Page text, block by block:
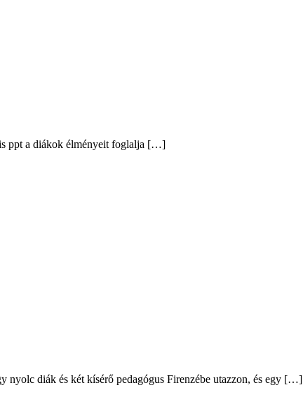
ppt a diákok élményeit foglalja […]
nyolc diák és két kísérő pedagógus Firenzébe utazzon, és egy […]